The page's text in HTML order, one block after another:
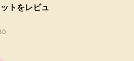
トをレビュ